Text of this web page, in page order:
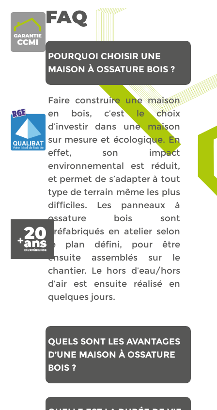
FAQ
POURQUOI CHOISIR UNE
MAISON À OSSATURE BOIS ?
Faire construire une maison
en bois, c’est le choix
d’investir dans une maison
sur mesure et écologique. En
effet, son impact
environnemental est réduit,
et permet de s’adapter à tout
type de terrain même les plus
difficiles. Les panneaux à
ossature bois sont
préfabriqués en atelier selon
le plan défini, pour être
ensuite assemblés sur le
chantier. Le hors d’eau/hors
d’air est ensuite réalisé en
quelques jours.
QUELS SONT LES AVANTAGES
D’UNE MAISON À OSSATURE
BOIS ?